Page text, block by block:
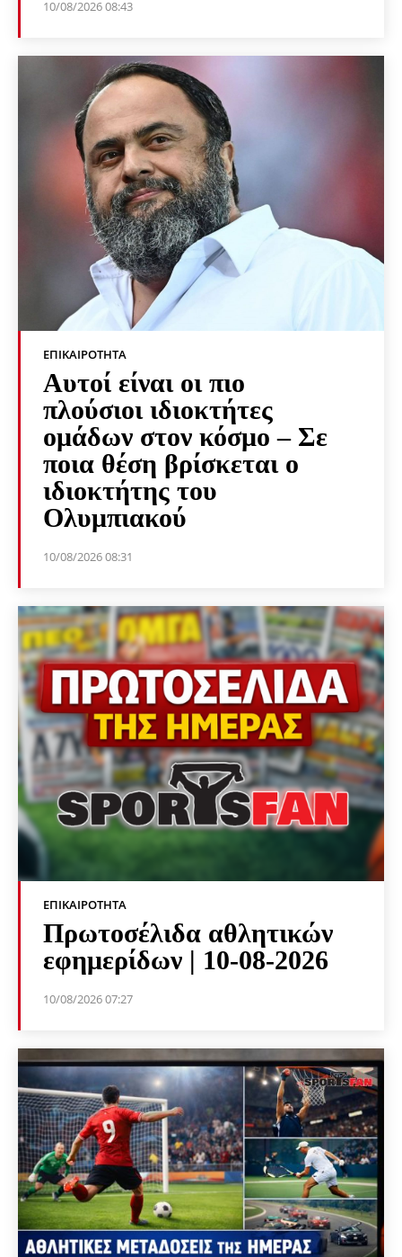
10/08/2026 08:43
ΕΠΙΚΑΙΡΌΤΗΤΑ
Αυτοί είναι οι πιο
πλούσιοι ιδιοκτήτες
ομάδων στον κόσμο – Σε
ποια θέση βρίσκεται ο
ιδιοκτήτης του
Ολυμπιακού
10/08/2026 08:31
ΕΠΙΚΑΙΡΌΤΗΤΑ
Πρωτοσέλιδα αθλητικών
εφημερίδων | 10-08-2026
10/08/2026 07:27